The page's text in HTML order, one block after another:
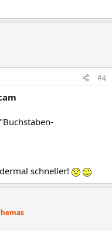
#4
schneller!